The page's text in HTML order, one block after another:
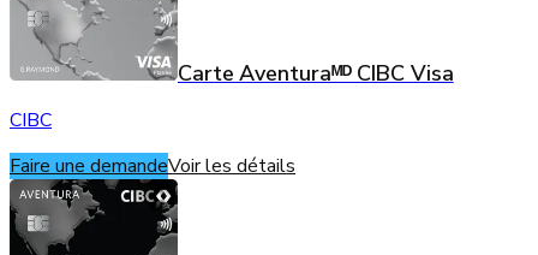
Carte Aventuraᴹᴰ CIBC Visa
CIBC
Faire une demandeVoir les détails